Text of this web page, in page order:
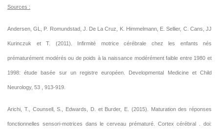
Sources :
Andersen, GL, P. Romundstad, J. De La Cruz, K. Himmelmann, E. Sellier, C. Cans, JJ
Kurinczuk et T. (2011). Infirmité motrice cérébrale chez les enfants nés
prématurément modérés ou de poids à la naissance modérément faible entre 1980 et
1998: étude basée sur un registre européen. Developmental Medicine et Child
Neurology, 53 , 913-919.
Arichi, T., Counsell, S., Edwards, D. et Burder, E. (2015). Maturation des réponses
fonctionnelles sensori-motrices dans le cerveau prématuré. Cortex cérébral . doi: